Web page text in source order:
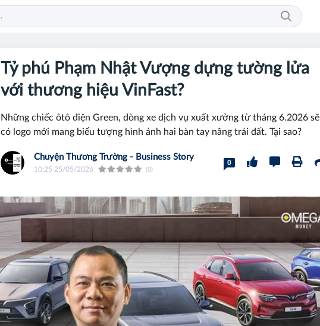
Tỷ phú Phạm Nhật Vượng dựng tường lửa
với thương hiệu VinFast?
Những chiếc ôtô điện Green, dòng xe dịch vụ xuất xưởng từ tháng 6.2026 sẽ
có logo mới mang biểu tượng hình ảnh hai bàn tay nâng trái đất. Tại sao?
Chuyện Thương Trường - Business Story
10:25 25/05/2026 (0)
0